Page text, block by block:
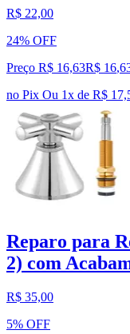
R$ 22,00
24% OFF
Preço R$ 16,63R$ 16,
no Pix Ou 1x de R$
Reparo para
2) com
R$ 35,00
5% OFF